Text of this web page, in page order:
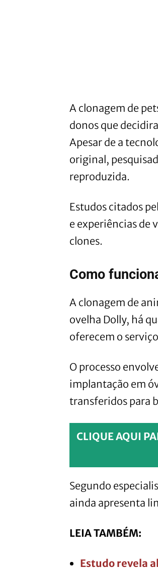
A clonagem de
donos que
Apesar de a
original,
reproduzida.
Estudos citados
e experiências de
clones.
Como
A clonagem de
ovelha Dolly, há
oferecem o
O processo
implantação em
transferidos para
CLIQUE AQUI
Segundo
ainda apresenta
LEIA TAMBÉM:
Estudo revela